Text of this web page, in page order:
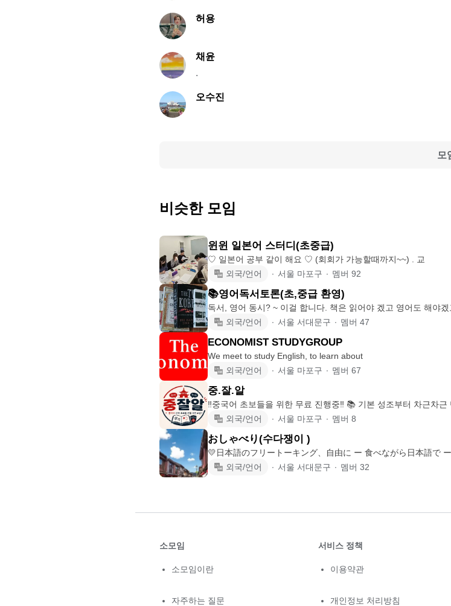
허용
채윤
.
오수진
모
비슷한 모임
윈윈 일본어 스터디(초중급)
♡ 일본어 공부 같이 해요 ♡ (회회가 가능할때까지~~) . 교
외국/언어
∙ 서울 마포구 ∙ 멤버 92
📚영어독서토론(초,중급 환영)
독서, 영어 동시? ~ 이걸 합니다. 책은 읽어야 겠고 영어도 해야
외국/언어
∙ 서울 서대문구 ∙ 멤버 47
ECONOMIST STUDYGROUP
We meet to study English, to learn about
외국/언어
∙ 서울 마포구 ∙ 멤버 67
중.잘.알
‼️중국어 초보들을 위한 무료 진행중‼️ 📚 기본 성조부터 차근
외국/언어
∙ 서울 마포구 ∙ 멤버 8
おしゃべり(수다쟁이 )
💛日本語のフリートーキング、自由に ー 食べながら日本語で
외국/언어
∙ 서울 서대문구 ∙ 멤버 32
소모임
소모임이란
자주하는 질문
서비스 정책
이용약관
개인정보 처리방침